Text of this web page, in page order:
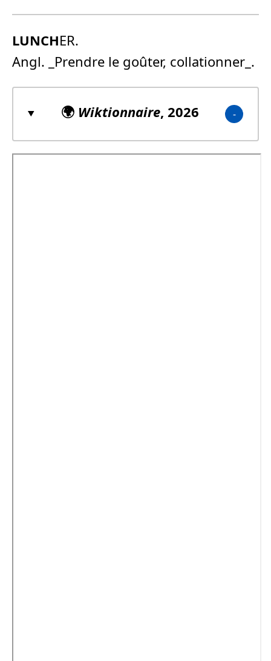
LUNCHER.
Angl. _Prendre le goûter, collationner_.
🌍 Wiktionnaire, 2026